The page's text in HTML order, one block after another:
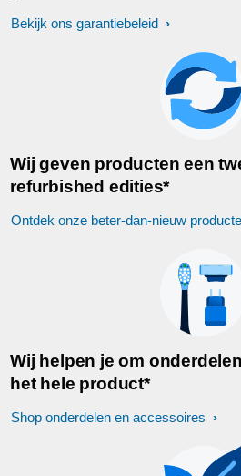
Bekijk ons garantiebeleid
Wij geven producten een
refurbished edities*
Ontdek onze beter-dan-nieuw
Wij helpen je om
het hele product*
Shop onderdelen en accessoires